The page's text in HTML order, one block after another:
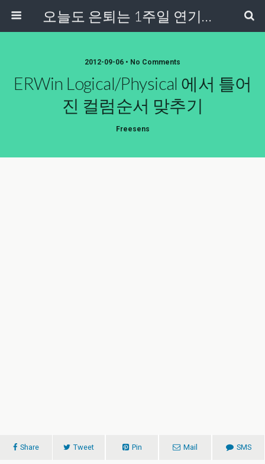
오늘도 은퇴는 1주일 연기중...
2012-09-06 • No Comments
ERWin Logical/physical 에서 틀어
진 컬럼순서 맞추기
Freesens
Share Tweet Pin Mail SMS